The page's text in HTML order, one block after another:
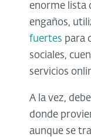
enorme lista
engaños,
fuertes para
sociales,
servicios
A la vez,
donde
aunque se